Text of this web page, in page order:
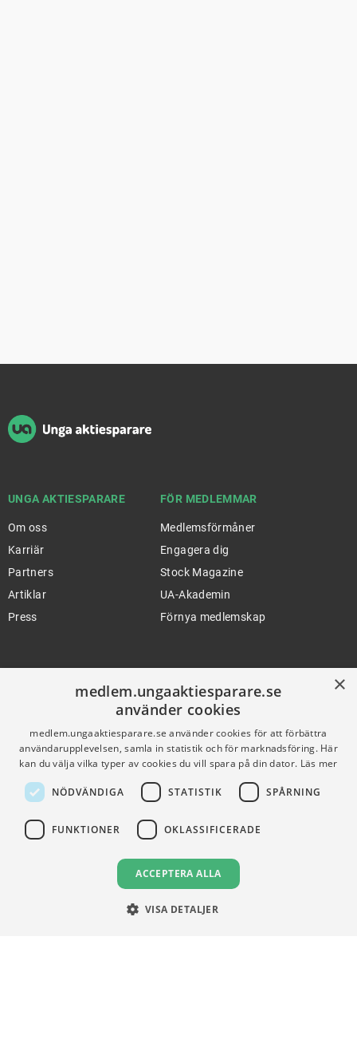
UNGA AKTIESPARARE
Om oss
Karriär
Partners
Artiklar
Press
FÖR MEDLEMMAR
Medlemsförmåner
Engagera dig
Stock Magazine
UA-Akademin
Förnya medlemskap
Support
VILLKOR
Communityregler
×
medlem.ungaaktiesparare.se
använder cookies
medlem.ungaaktiesparare.se använder cookies för att förbättra
användarupplevelsen, samla in statistik och för marknadsföring. Här
kan du välja vilka typer av cookies du vill spara på din dator. Läs mer
NÖDVÄNDIGA STATISTIK SPÅRNING
FUNKTIONER OKLASSIFICERADE
ACCEPTERA ALLA
VISA DETALJER